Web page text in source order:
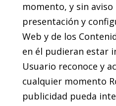
momento, y sin
presentación y
Web y de los
en él pudieran estar
Usuario reconoce y
cualquier momento
publicidad pueda